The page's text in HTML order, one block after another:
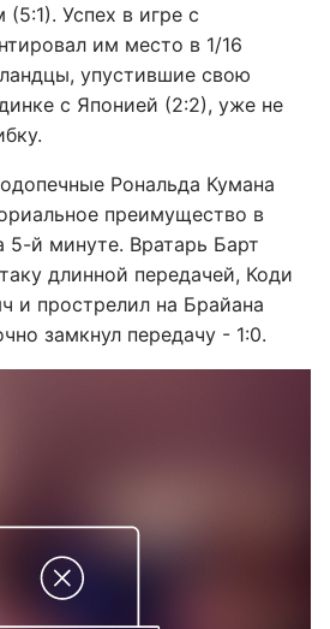
Успех в игре с
им место в 1/16
упустившие свою
с Японией (2:2), уже не
Рональда Кумана
преимущество в
й минуте. Вратарь Барт
длинной передачей, Коди
и прострелил на Брайана
замкнул передачу - 1:0.